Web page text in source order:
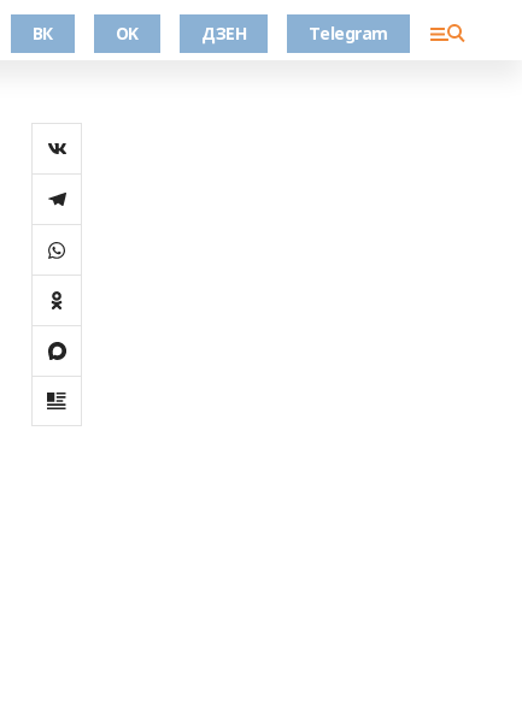
ВК OK ДЗЕН Telegram